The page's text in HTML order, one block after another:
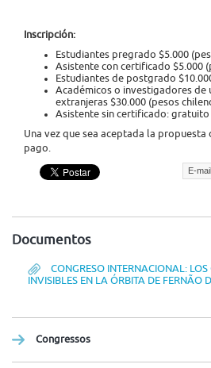
Inscripción:
Estudiantes pregrado $5.000
Asistente con certificado $5.000
Estudiantes de postgrado
Académicos o investigadores de
extranjeras $30.000 (pesos
Asistente sin certificado: gratuito
Una vez que sea aceptada la
pago.
E-mail
Documentos
CONGRESO INTERNACIONAL:
INVISIBLES EN LA ÓRBITA DE FERNÃO
Congressos